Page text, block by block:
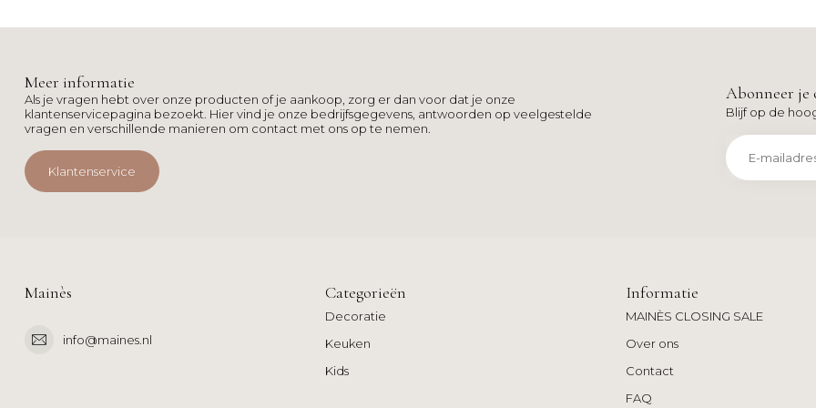
Meer informatie
Als je vragen hebt over onze producten of je aankoop, zorg er dan voor dat je onze
klantenservicepagina bezoekt. Hier vind je onze bedrijfsgegevens, antwoorden op veelgestelde
vragen en verschillende manieren om contact met ons op te nemen.
Klantenservice
Abonneer je
Blijf op de
Mainès
info@maines.nl
Categorieën
Decoratie
Keuken
Kids
Informatie
MAINÈS CLOSING SALE
Over ons
Contact
FAQ